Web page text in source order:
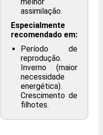
assimilação.
Especialmente
recomendado em:
Período de
reprodução.
Inverno (maior
necessidade
energética).
Crescimento de
filhotes.